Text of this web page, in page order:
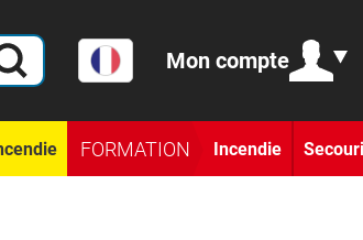
Mon compte
FORMATION Incendie